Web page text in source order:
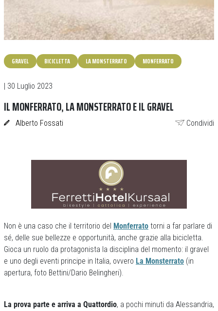
GRAVEL BICICLETTA LA MONSTERRATO MONFERRATO
| 30 Luglio 2023
IL MONFERRATO, LA MONSTERRATO E IL GRAVEL
Alberto Fossati Condividi
Non è una caso che il territorio del Monferrato torni a far parlare di
sé, delle sue bellezze e opportunità, anche grazie alla bicicletta.
Gioca un ruolo da protagonista la disciplina del momento: il gravel
e uno degli eventi principe in Italia, ovvero La Monsterrato (in
apertura, foto Bettini/Dario Belingheri).
La prova parte e arriva a Quattordio, a pochi minuti da Alessandria,